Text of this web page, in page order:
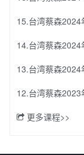
15.台湾蔡森
14.台湾蔡森
13.台湾蔡森
12.台湾蔡森
更多课程>>